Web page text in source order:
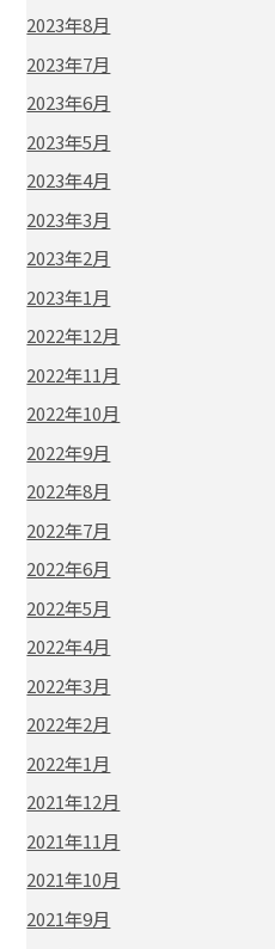
2023年8月
2023年7月
2023年6月
2023年5月
2023年4月
2023年3月
2023年2月
2023年1月
2022年12月
2022年11月
2022年10月
2022年9月
2022年8月
2022年7月
2022年6月
2022年5月
2022年4月
2022年3月
2022年2月
2022年1月
2021年12月
2021年11月
2021年10月
2021年9月